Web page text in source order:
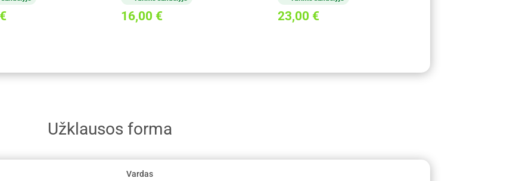
€ 16,00 € 23,00 €
Užklausos forma
Vardas